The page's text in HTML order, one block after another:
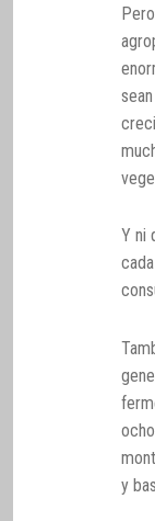
Y ni
y